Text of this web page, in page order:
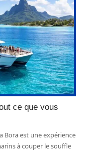
ce que vous
Bora est une expérience
à couper le souffle